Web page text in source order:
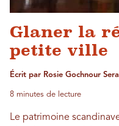
Glaner la
petite ville
Écrit par Rosie Gochnour
8 minutes de lecture
Le patrimoine